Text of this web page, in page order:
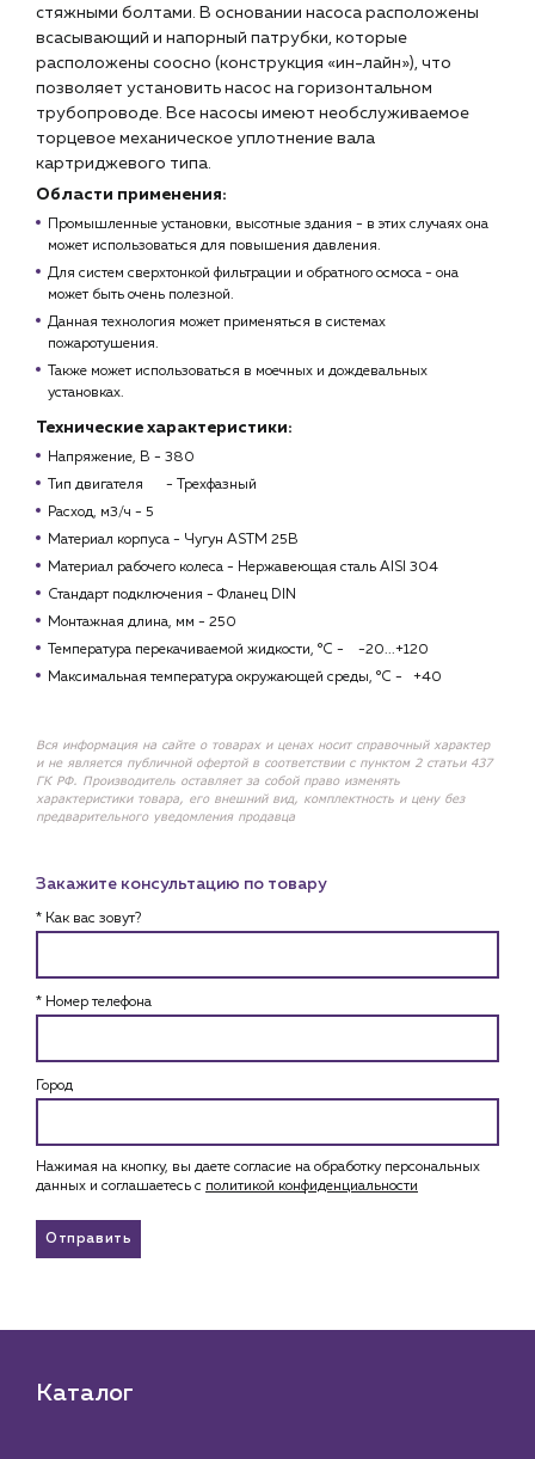
стяжными болтами. В основании насоса расположены
всасывающий и напорный патрубки, которые
расположены соосно (конструкция «ин-лайн»), что
позволяет установить насос на горизонтальном
трубопроводе. Все насосы имеют необслуживаемое
торцевое механическое уплотнение вала
картриджевого типа.
Области применения:
Промышленные установки, высотные здания - в этих случаях она
может использоваться для повышения давления.
Для систем сверхтонкой фильтрации и обратного осмоса - она
может быть очень полезной.
Данная технология может применяться в системах
пожаротушения.
Также может использоваться в моечных и дождевальных
установках.
Технические характеристики:
Напряжение, В - 380
Тип двигателя
- Трехфазный
Расход, м3/ч - 5
Материал корпуса - Чугун ASTM 25B
Материал рабочего колеса - Нержавеющая сталь AISI 304
Стандарт подключения - Фланец DIN
Монтажная длина, мм - 250
Температура перекачиваемой жидкости, °С - -20...+120
Максимальная температура окружающей среды, °С - +40
Вся информация на сайте о товарах и ценах носит справочный характер
и не является публичной офертой в соответствии с пунктом 2 статьи 437
ГК РФ. Производитель оставляет за собой право изменять
характеристики товара, его внешний вид, комплектность и цену без
предварительного уведомления продавца
Закажите консультацию по товару
* Как вас зовут?
* Номер телефона
Город
Нажимая на кнопку, вы даете согласие на обработку персональных
данных и соглашаетесь c политикой конфиденциальности
Отправить
Каталог